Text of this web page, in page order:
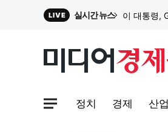
LIVE 실시간 뉴스 이 대통령,
원파디, 롯
대한전선,
사이트맵메뉴 열기
정치 경제 산업